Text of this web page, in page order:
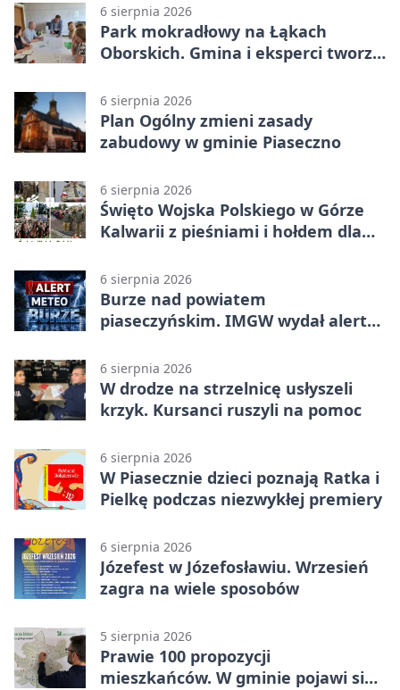
6 sierpnia 2026
Park mokradłowy na Łąkach
Oborskich. Gmina i eksperci tworzą
6 sierpnia 2026
Plan Ogólny zmieni zasady
zabudowy w gminie Piaseczno
6 sierpnia 2026
Święto Wojska Polskiego w Górze
Kalwarii z pieśniami i hołdem dla
6 sierpnia 2026
Burze nad powiatem
piaseczyńskim. IMGW wydał alert
6 sierpnia 2026
W drodze na strzelnicę usłyszeli
krzyk. Kursanci ruszyli na pomoc
6 sierpnia 2026
W Piasecznie dzieci poznają Ratka i
Pielkę podczas niezwykłej premiery
6 sierpnia 2026
Józefest w Józefosławiu. Wrzesień
zagra na wiele sposobów
5 sierpnia 2026
Prawie 100 propozycji
mieszkańców. W gminie pojawi się